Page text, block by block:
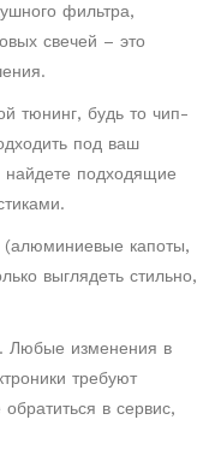
фильтра,
свечей – это
тюнинг, будь то чип-
под ваш
найдете подходящие
(алюминиевые капоты,
выглядеть стильно,
. Любые изменения в
требуют
в сервис,